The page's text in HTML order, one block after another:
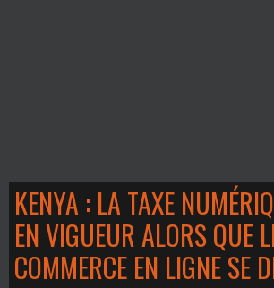
KENYA : LA TAXE
EN VIGUEUR ALORS QUE
COMMERCE EN LIGNE SE